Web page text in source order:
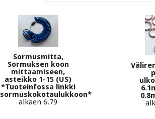
Sormusmitta,
Sormuksen koon
mittaamiseen,
asteikko 1-15 (US)
*Tuoteinfossa linkki
sormuskokotaulukkoon*
alkaen 6.79